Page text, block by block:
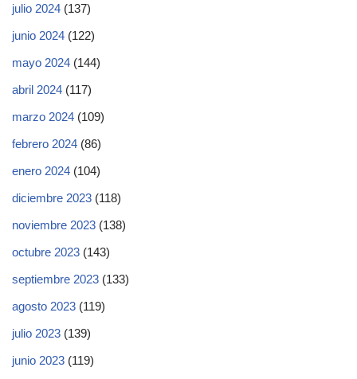
julio 2024 (137)
junio 2024 (122)
mayo 2024 (144)
abril 2024 (117)
marzo 2024 (109)
febrero 2024 (86)
enero 2024 (104)
diciembre 2023 (118)
noviembre 2023 (138)
octubre 2023 (143)
septiembre 2023 (133)
agosto 2023 (119)
julio 2023 (139)
junio 2023 (119)